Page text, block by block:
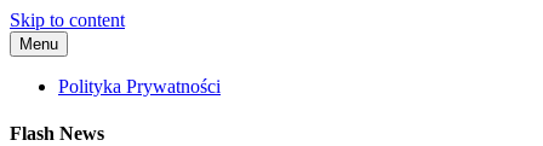
Skip to content
Menu
Polityka Prywatności
Flash News